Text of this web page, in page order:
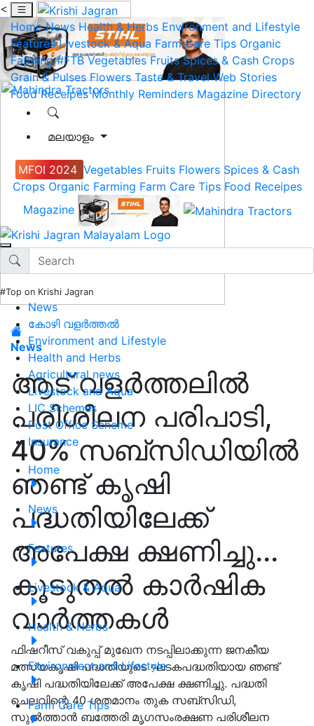
<
Home News Health & Herbs Environment and Lifestyle
Features Livestock & Aqua Farm Care Tips Organic
Farming #FTB Vegetables Fruits Spices & Cash Crops
Grain & Pulses Flowers Taste & Travel Web Stories
Food Receipes Monthly Reminders Magazine Directory
മലയാളം
MFOI 2024 Vegetables Fruits Flowers Spices & Cash
Crops Organic Farming Farm Care Tips Food Receipes
Magazine
#Top on Krishi Jagran
News
കോഴി വളർത്തൽ
Environment and Lifestyle
Health and Herbs
Agricultural news
Livestock and Aqua
LIC Schemes
Post Office Scheme
Insurance
Home
News
Features
Livestock & Aqua
Health & Herbs
Environment and Lifestyle
Farm Care Tips
News
ആട് വളർത്തലിൽ
പരിശീലന പരിപാടി,
40% സബ്സിഡിയിൽ
ഞണ്ട് കൃഷി
പദ്ധതിയിലേക്ക്
അപേക്ഷ ക്ഷണിച്ചു...
കൂടുതൽ കാർഷിക
വാർത്തകൾ
ഫിഷറീസ് വകുപ്പ് മുഖേന നടപ്പിലാക്കുന്ന ജനകീയ
മത്സ്യകൃഷി പദ്ധതിയുടെ ഘടകപദ്ധതിയായ ഞണ്ട്
കൃഷി പദ്ധതിയിലേക്ക് അപേക്ഷ ക്ഷണിച്ചു. പദ്ധതി
ചെലവിന്റെ 40 ശതമാനം തുക സബ്സിഡി,
സുൽത്താൻ ബത്തേരി മൃഗസംരക്ഷണ പരിശീലന